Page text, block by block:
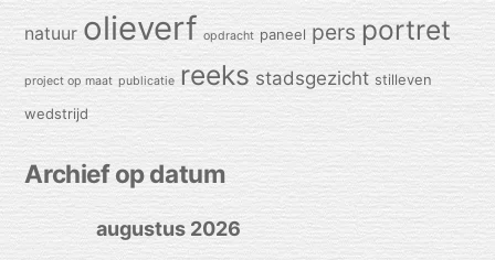
natuur olieverf opdracht paneel pers portret
project op maat publicatie reeks stadsgezicht stilleven
wedstrijd
Archief op datum
augustus 2026